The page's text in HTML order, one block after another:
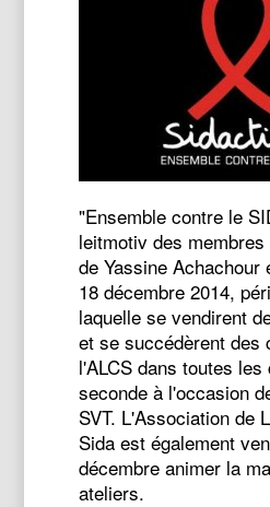
"Ensemble contre le
leitmotiv des
de Yassine Achachour
18 décembre 2014,
laquelle se vendirent
et se succédèrent des
l'ALCS dans toutes
seconde à l'occasion
SVT. L'Association de
Sida est également
décembre animer la
ateliers.